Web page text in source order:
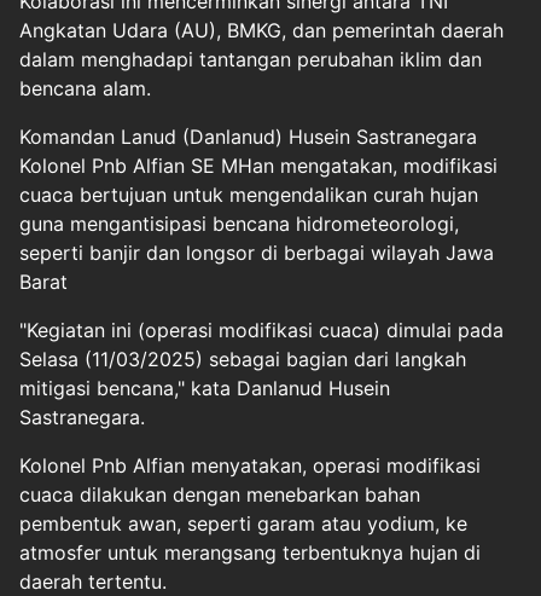
Angkatan Udara (AU), BMKG, dan pemerintah daerah
dalam menghadapi tantangan perubahan iklim dan
bencana alam.
Komandan Lanud (Danlanud) Husein Sastranegara
Kolonel Pnb Alfian SE MHan mengatakan, modifikasi
cuaca bertujuan untuk mengendalikan curah hujan
guna mengantisipasi bencana hidrometeorologi,
seperti banjir dan longsor di berbagai wilayah Jawa
Barat
"Kegiatan ini (operasi modifikasi cuaca) dimulai pada
Selasa (11/03/2025) sebagai bagian dari langkah
mitigasi bencana," kata Danlanud Husein
Sastranegara.
Kolonel Pnb Alfian menyatakan, operasi modifikasi
cuaca dilakukan dengan menebarkan bahan
pembentuk awan, seperti garam atau yodium, ke
atmosfer untuk merangsang terbentuknya hujan di
daerah tertentu.